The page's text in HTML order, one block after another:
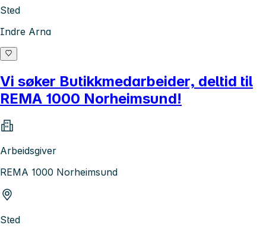
Sted
Indre Arna
Vi søker Butikkmedarbeider, deltid til
REMA 1000 Norheimsund!
Arbeidsgiver
REMA 1000 Norheimsund
Sted